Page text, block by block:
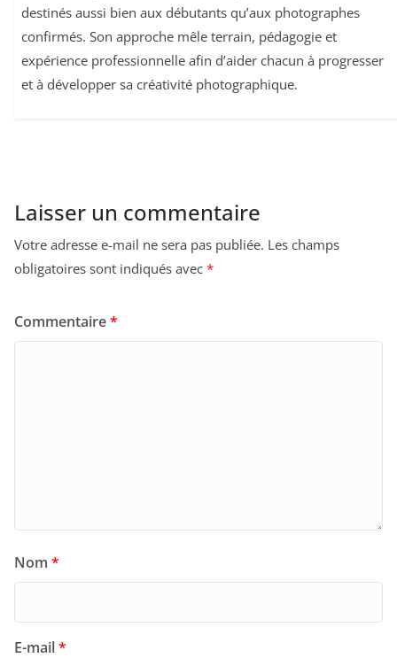
destinés aussi bien aux débutants qu’aux photographes
confirmés. Son approche mêle terrain, pédagogie et
expérience professionnelle afin d’aider chacun à progresser
et à développer sa créativité photographique.
Laisser un commentaire
Votre adresse e-mail ne sera pas publiée. Les champs
obligatoires sont indiqués avec *
Commentaire*
Nom *
E-mail*